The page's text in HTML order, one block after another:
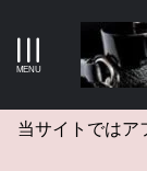
キーワードで検索
当サイトではア